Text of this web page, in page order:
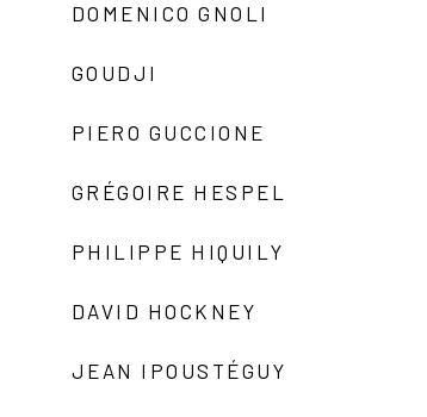
DOMENICO GNOLI
GOUDJI
PIERO GUCCIONE
GRÉGOIRE HESPEL
PHILIPPE HIQUILY
DAVID HOCKNEY
JEAN IPOUSTÉGUY